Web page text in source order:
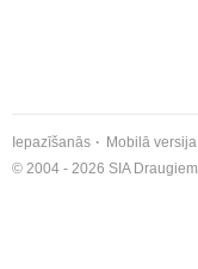
Iepazīšanās Mobilā versija
© 2004 - 2026 SIA Draugiem